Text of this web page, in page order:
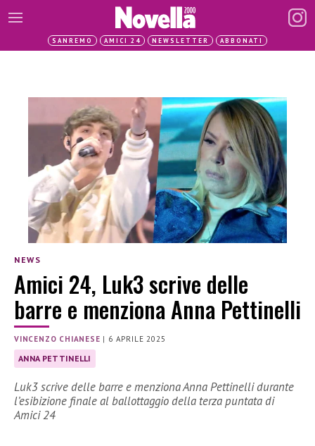
SANREMO AMICI 24 NEWSLETTER ABBONATI
NEWS
Amici 24, Luk3 scrive delle
barre e menziona Anna Pettinelli
VINCENZO CHIANESE | 6 APRILE 2025
ANNA PETTINELLI
Luk3 scrive delle barre e menziona Anna Pettinelli durante
l’esibizione finale al ballottaggio della terza puntata di
Amici 24